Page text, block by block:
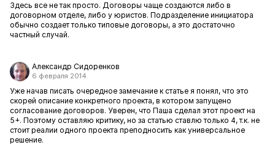
Здесь все не так просто. Договоры чаще создаются либо в
договорном отделе, либо у юристов. Подразделение инициатора
обычно создает только типовые договоры, а это достаточно
частный случай.
Александр Сидоренков
6 февраля 2014
Уже начав писать очередное замечание к статье я понял, что это
скорей описание конкретного проекта, в котором запущено
согласование договоров. Уверен, что Паша сделал этот проект на
5+. Поэтому оставляю критику, но за статью ставлю только 4, т.к. не
стоит реалии одного проекта преподносить как универсальное
решение.